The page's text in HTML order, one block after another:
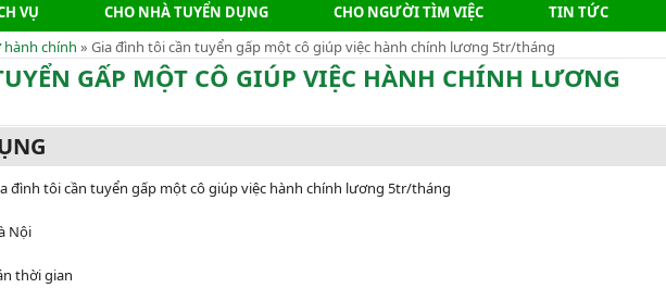
VỤ CHO NHÀ TUYỂN DỤNG CHO NGƯỜI TÌM VIỆC TIN TỨC
hành chính » Gia đình tôi cần tuyển gấp một cô giúp việc hành chính lương 5tr/tháng
GẤP MỘT CÔ GIÚP VIỆC HÀNH CHÍNH LƯƠNG
đình tôi cần tuyển gấp một cô giúp việc hành chính lương 5tr/tháng
Nội
thời gian